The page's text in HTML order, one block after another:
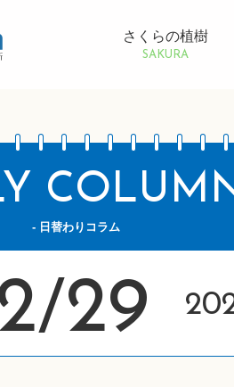
さくらの植樹
SAKURA
- 日替わりコラム
/29